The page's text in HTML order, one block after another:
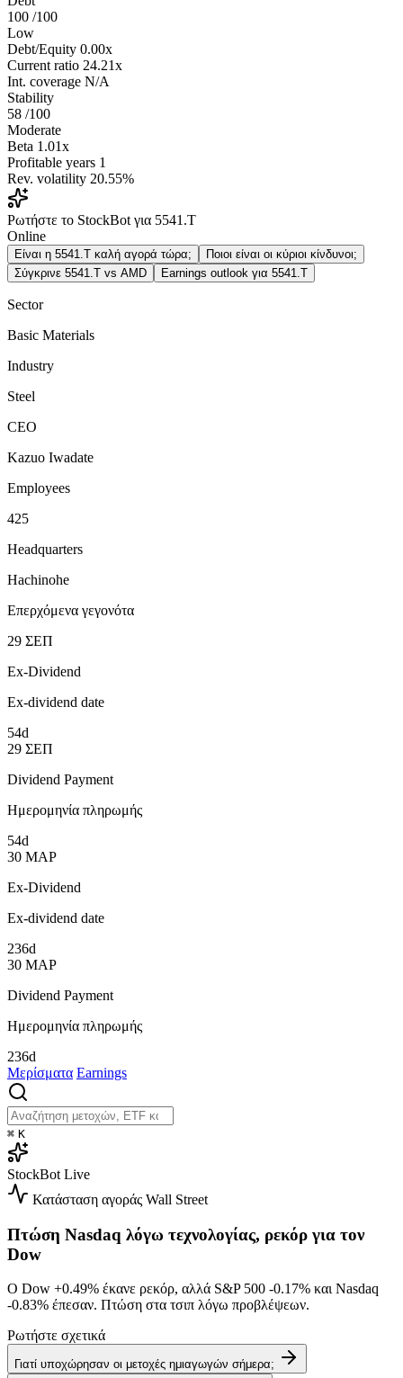
100 /100
Low
Debt/Equity 0.00x
Current ratio 24.21x
Int. coverage N/A
Stability
58 /100
Moderate
Beta 1.01x
Profitable years 1
Rev. volatility 20.55%
Ρωτήστε το StockBot για 5541.T
Online
Είναι η 5541.T καλή αγορά τώρα;
Ποιοι είναι οι κύριοι κίνδυνοι;
Σύγκρινε 5541.T vs AMD
Earnings outlook για 5541.T
Sector
Basic Materials
Industry
Steel
CEO
Kazuo Iwadate
Employees
425
Headquarters
Hachinohe
Επερχόμενα γεγονότα
29 ΣΕΠ
Ex-Dividend
Ex-dividend date
54d
29 ΣΕΠ
Dividend Payment
Ημερομηνία πληρωμής
54d
30 ΜΑΡ
Ex-Dividend
Ex-dividend date
236d
30 ΜΑΡ
Dividend Payment
Ημερομηνία πληρωμής
236d
Μερίσματα Earnings
⌘ K
StockBot Live
Κατάσταση αγοράς Wall Street
Πτώση Nasdaq λόγω τεχνολογίας, ρεκόρ για τον
Dow
Ο Dow +0.49% έκανε ρεκόρ, αλλά S&P 500 -0.17% και Nasdaq
-0.83% έπεσαν. Πτώση στα τσιπ λόγω προβλέψεων.
Ρωτήστε σχετικά
Γιατί υποχώρησαν οι μετοχές ημιαγωγών σήμερα;